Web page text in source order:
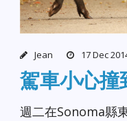
Jean 17 Dec
駕車小心撞
週二在Sonoma縣